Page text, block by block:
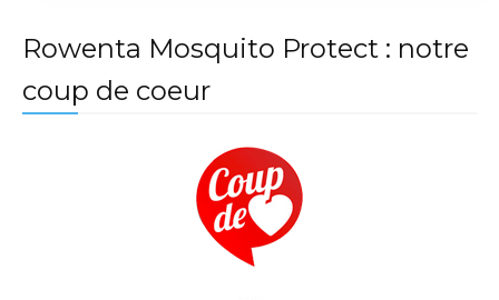
Rowenta Mosquito Protect : notre
coup de coeur